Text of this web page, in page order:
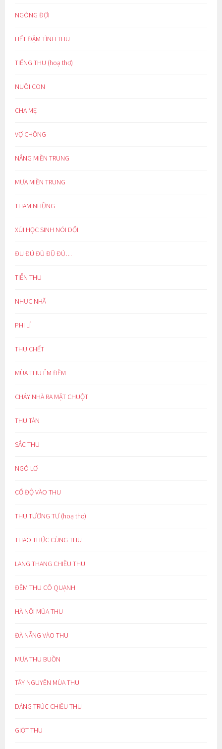
NGÓNG ĐỢI
HẾT ĐẬM TÌNH THU
TIẾNG THU (hoạ thơ)
NUÔI CON
CHA MẸ
VỢ CHỒNG
NẮNG MIỀN TRUNG
MƯA MIỀN TRUNG
THAM NHŨNG
XÚI HỌC SINH NÓI DỐI
ĐU ĐÚ ĐÙ ĐŨ ĐỦ…
TIỄN THU
NHỤC NHÃ
PHI LÍ
THU CHẾT
MÙA THU ÊM ĐỀM
CHÁY NHÀ RA MẶT CHUỘT
THU TÀN
SẮC THU
NGÓ LƠ
CỔ ĐỘ VÀO THU
THU TƯƠNG TƯ (hoạ thơ)
THAO THỨC CÙNG THU
LANG THANG CHIỀU THU
ĐÊM THU CÔ QUẠNH
HÀ NỘI MÙA THU
ĐÀ NẴNG VÀO THU
MƯA THU BUỒN
TÂY NGUYÊN MÙA THU
DÁNG TRÚC CHIỀU THU
GIỌT THU